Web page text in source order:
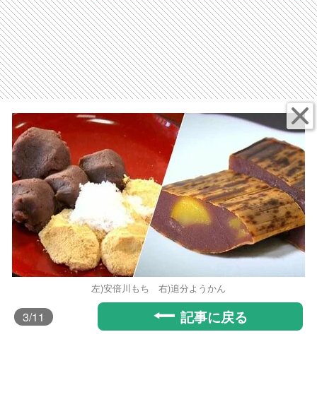
左)安倍川もち 右)追分ようかん
3/11 記事に戻る